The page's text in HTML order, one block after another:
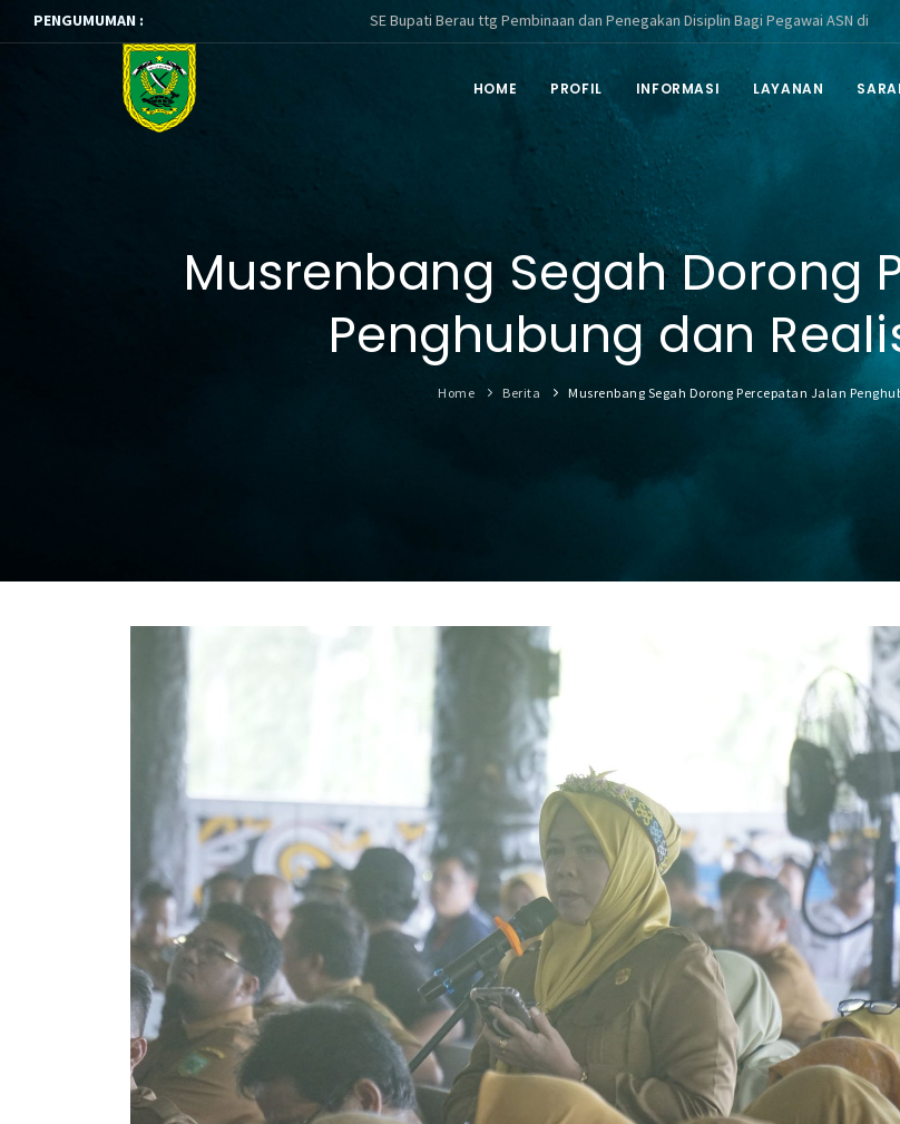
PENGUMUMAN : SE Bupati Berau ttg Pembinaan dan Penegakan Disiplin Bagi Pegawai ASN di Lingkungan
HOME PROFIL INFORMASI LAYANAN
Musrenbang Segah Dorong
Penghubung dan
Home Berita Musrenbang Segah Dorong Percepatan Jalan